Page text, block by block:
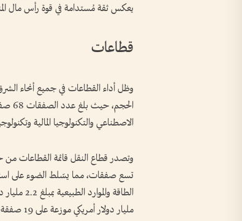
يعكس ثقة مُستدامة في قوة رأس مال
قطاعات
وظل أداء القطاعات في جميع أنحاء
الاصطناعي والتكنولوجيا المالية
تسع صفقات، مما يسّلط الضوء على
مليار